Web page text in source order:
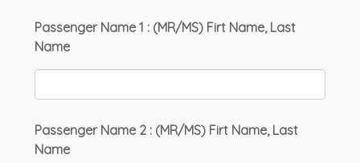
Passenger Name 1 : (MR/MS) Firt Name, Last
Name
Passenger Name 2 : (MR/MS) Firt Name, Last
Name